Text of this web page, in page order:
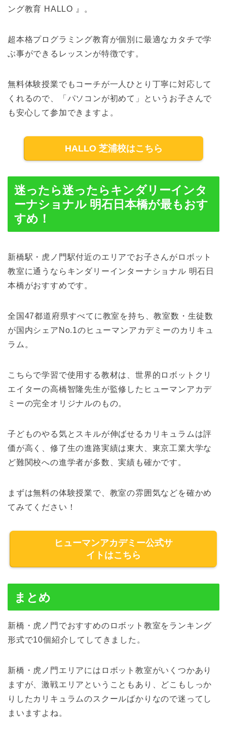
ング教育 HALLO 』。
超本格プログラミング教育が個別に最適なカタチで学
ぶ事ができるレッスンが特徴です。
無料体験授業でもコーチが一人ひとり丁寧に対応して
くれるので、「パソコンが初めて」というお子さんで
も安心して参加できますよ。
HALLO 芝浦校はこちら
迷ったら迷ったらキンダリーインタ
ーナショナル 明石日本橋が最もおす
すめ！
新橋駅・虎ノ門駅付近のエリアでお子さんがロボット
教室に通うならキンダリーインターナショナル 明石日
本橋がおすすめです。
全国47都道府県すべてに教室を持ち、教室数・生徒数
が国内シェアNo.1のヒューマンアカデミーのカリキュ
ラム。
こちらで学習で使用する教材は、世界的ロボットクリ
エイターの高橋智隆先生が監修したヒューマンアカデ
ミーの完全オリジナルのもの。
子どものやる気とスキルが伸ばせるカリキュラムは評
価が高く、修了生の進路実績は東大、東京工業大学な
ど難関校への進学者が多数、実績も確かです。
まずは無料の体験授業で、教室の雰囲気などを確かめ
てみてください！
ヒューマンアカデミー公式サ
イトはこちら
まとめ
新橋・虎ノ門でおすすめのロボット教室をランキング
形式で10個紹介してしてきました。
新橋・虎ノ門エリアにはロボット教室がいくつかあり
ますが、激戦エリアということもあり、どこもしっか
りしたカリキュラムのスクールばかりなので迷ってし
まいますよね。